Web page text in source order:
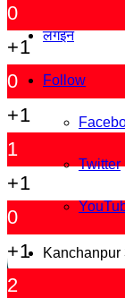
लगइन
Follow
Twitter
Kanchanpur
0
+1
0
+1
1
+1
0
+1
2